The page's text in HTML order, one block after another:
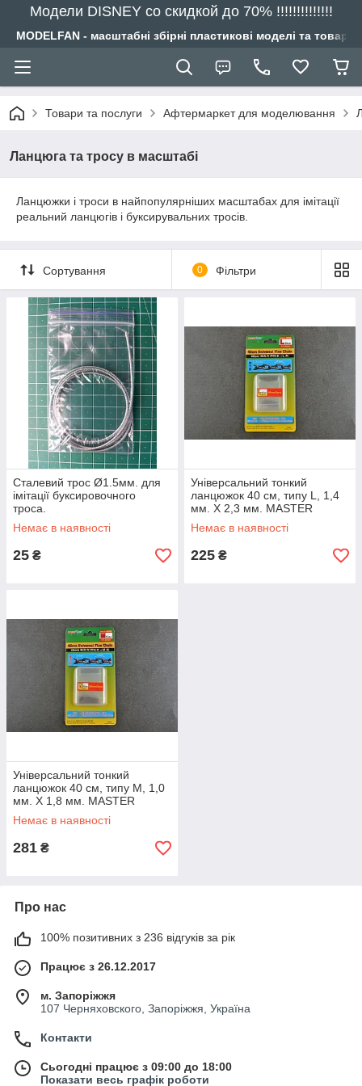
Модели DISNEY со скидкой до 70% !!!!!!!!!!!!!!
MODELFAN - масштабні збірні пластикові моделі та
Товари та послуги Афтермаркет для моделювання
Ланцюга та тросу в масштабі
Ланцюжки і троси в найпопулярніших масштабах для імітації
реальний ланцюгів і буксирувальних тросів.
Сортування 0 Фільтри
Сталевий трос Ø1.5мм. для
імітації буксировочного
троса.
Немає в наявності
25 ₴
Універсальний тонкий
ланцюжок 40 см, типу L, 1,4
мм. X 2,3 мм. MASTER
TOOLS 08008
Немає в наявності
225 ₴
Універсальний тонкий
ланцюжок 40 см, типу M, 1,0
мм. X 1,8 мм. MASTER
TOOLS 08009
Немає в наявності
281 ₴
Про нас
100% позитивних з 236 відгуків за рік
Працює з 26.12.2017
м. Запоріжжя
107 Черняховского, Запоріжжя, Україна
Контакти
Сьогодні працює з 09:00 до 18:00
Показати весь графік роботи